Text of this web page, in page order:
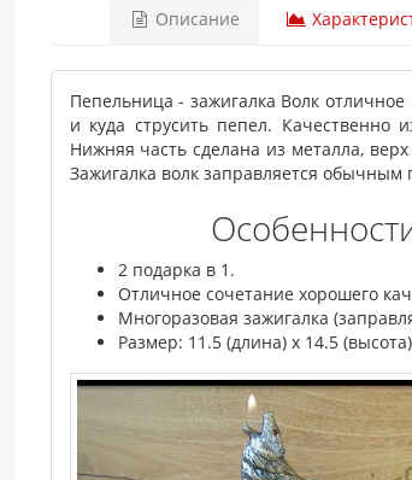
Описание
Пепельница - зажигалка Волк
и куда струсить пепел. Качественно
Нижняя часть сделана из металла,
Зажигалка волк заправляется обычным
2 подарка в 1.
Отличное сочетание хорошего
Многоразовая зажигалка
Размер: 11.5 (длина) х 14.5